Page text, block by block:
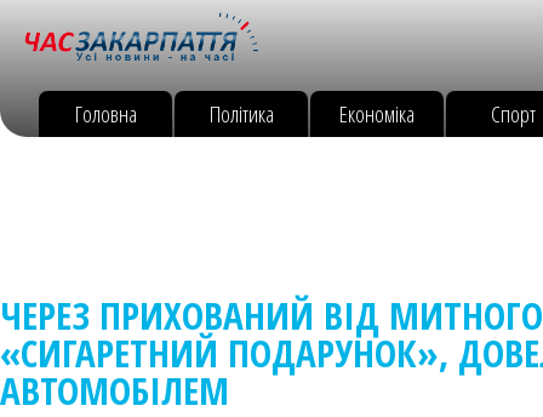
Головна Політика Економіка Спорт
ЧЕРЕЗ ПРИХОВАНИЙ ВІД
«СИГАРЕТНИЙ ПОДАРУНОК»,
АВТОМОБІЛЕМ